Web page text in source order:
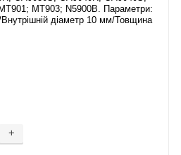
MT903; N5900B. Параметри:
діаметр 10 мм/Товщина
+